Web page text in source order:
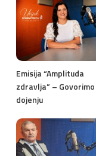
Emisija “Amplituda
zdravlja” –
dojenju